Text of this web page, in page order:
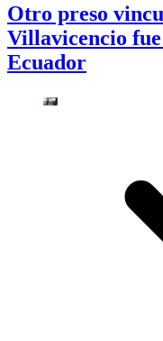
Otro preso
Villavicencio fue
Ecuador